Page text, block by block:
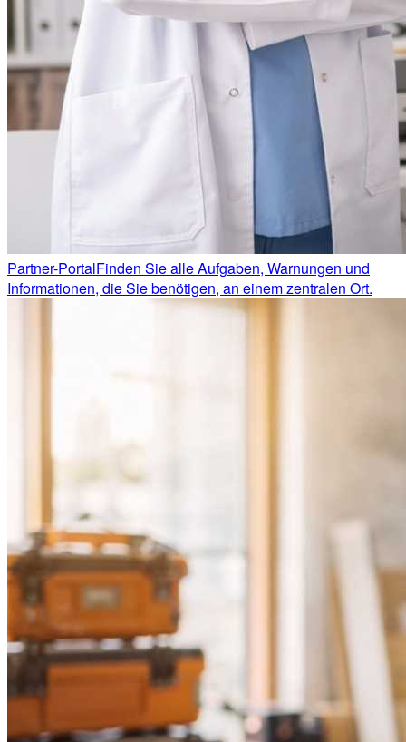
Partner-PortalFinden Sie alle Aufgaben, Warnungen und
Informationen, die Sie benötigen, an einem zentralen Ort.